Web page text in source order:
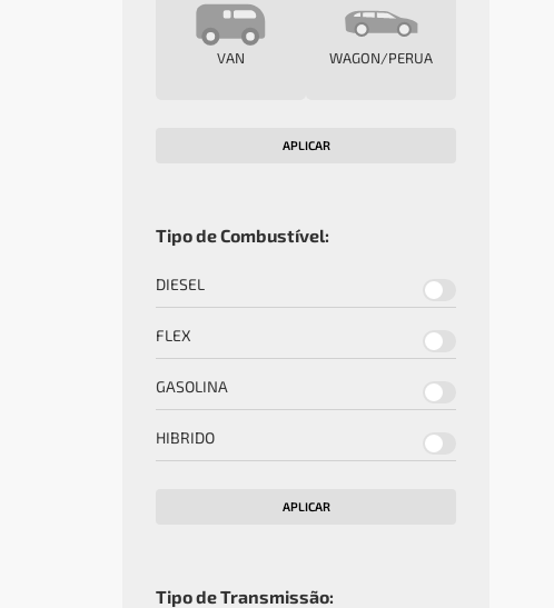
VAN WAGON/PERUA
APLICAR
Tipo de Combustível:
DIESEL
FLEX
GASOLINA
HIBRIDO
APLICAR
Tipo de Transmissão: